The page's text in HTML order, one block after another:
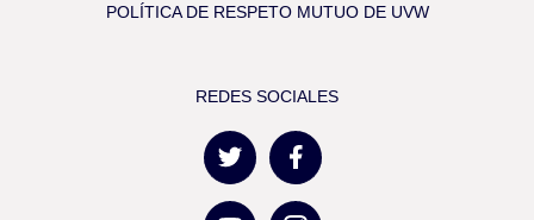
POLÍTICA DE RESPETO MUTUO DE UVW
REDES SOCIALES